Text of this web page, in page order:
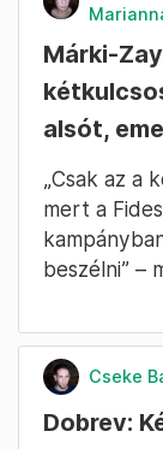
Márki-
alsót,
„Csak az a
mert a
beszélni” –
Cseke
Dobrev: